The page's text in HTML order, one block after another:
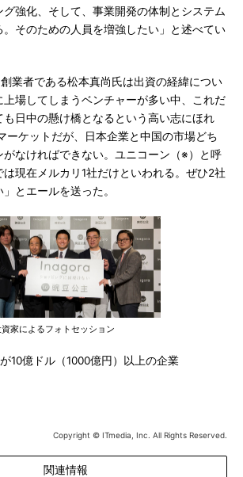
グ強化、そして、事業開発の体制とシステム
。そのための人員を増強したい」と述べてい
業者である松本真尚氏は出資の経緯につい
場してしまうベンチャーが多い中、これだ
も日中の懸け橋となるという高い志にほれ
ーケットだが、日本企業と中国の市場どち
がなければできない。ユニコーン（※）と呼
現在メルカリ1社だけといわれる。ぜひ2社
とエールを送った。
家によるフォトセッション
10億ドル（1000億円）以上の企業
Copyright © ITmedia, Inc. All Rights Reserved.
関連情報